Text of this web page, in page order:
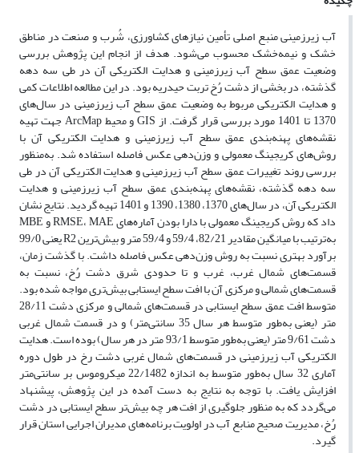
آب زیرزمینی منبع اصلی تأمین نیازهای کشاورزی، شُرب و صنعت در مناطق
خشک و نیمه‌خشک محسوب می‌شود. هدف از انجام این پژوهش بررسی
وضعیت عمق سطح آب زیرزمینی و هدایت الکتریکی آن در طی سه دهه
گذشته، در بخشی از دشت رُخ تربت حیدریه بود. در این مطالعه اطلاعات کمی
و هدایت الکتریکی مربوط به وضعیت عمق سطح آب زیرزمینی در سال‌های
1370 تا 1401 مورد بررسی قرار گرفت. از GIS و محیط ArcMap جهت تهیه
نقشه‌های پهنه‌بندی عمق سطح آب زیرزمینی و هدایت الکتریکی آن با
روش‌های کریجینگ معمولی و وزن‌دهی عکس فاصله استفاده شد. به‌منظور
بررسی روند تغییرات عمق سطح آب زیرزمینی و هدایت الکتریکی آن در طی
سه دهه گذشته، نقشه‌های پهنه‌بندی عمق سطح آب زیرزمینی و هدایت
الکتریکی آن، در سال‌های 1370، 1380، 1390 و 1401 تهیه گردید. نتایج نشان
داد که روش کریجینگ معمولی با دارا بودن آماره‌های RMSE، MAE و MBE
به‌ترتیب با میانگین مقادیر 82/21، 59/4 و 59/4 متر و بیش‌ترین R2 یعنی 99/0
برآورد بهتری نسبت به روش وزن‌دهی عکس فاصله داشت. با گذشت زمان،
قسمت‌های شمال غرب، غرب و تا حدودی شرق دشت رُخ، نسبت به
قسمت‌های شمالی و مرکزی آن با افت سطح ایستابی بیش‌تری مواجه شده بود.
متوسط افت عمق سطح ایستابی در قسمت‌های شمالی و مرکزی دشت 28/11
متر (یعنی به‌طور متوسط هر سال 35 سانتی‌متر) و در قسمت شمال غربی
دشت 9/61 متر (یعنی به‌طور متوسط 93/1 متر در هر سال) بوده است. هدایت
الکتریکی آب زیرزمینی در قسمت‌های شمال غربی دشت رخ در طول دوره
آماری 32 سال به‌طور متوسط به اندازه 22/1482 میکروموس بر سانتی‌متر
افزایش یافت. با توجه به نتایج به دست آمده در این پژوهش، پیشنهاد
می‌گردد که به منظور جلوگیری از افت هر چه بیش‌تر سطح ایستابی در دشت
رُخ، مدیریت صحیح منابع آب در اولویت برنامه‌های مدیران اجرایی استان قرار
گیرد.